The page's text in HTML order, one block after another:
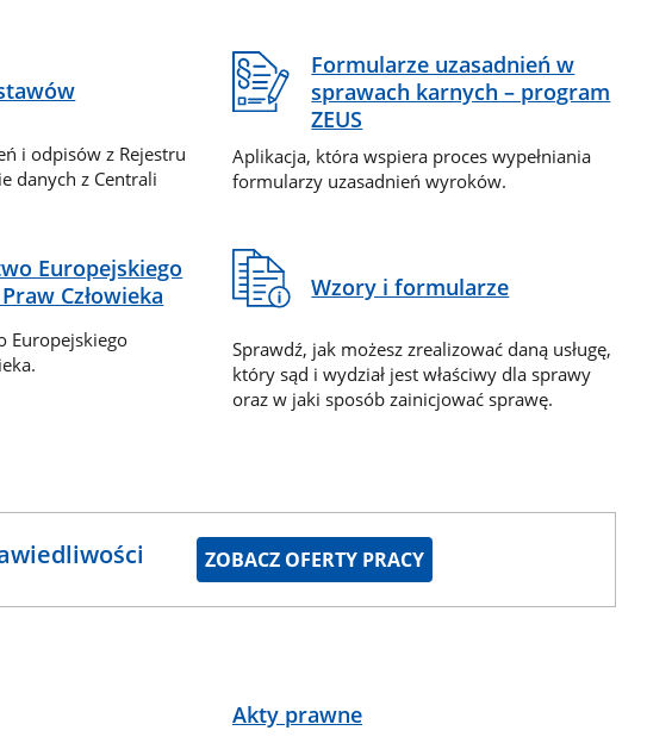
i odpisów z Rejestru
danych z Centrali
Formularze uzasadnień w
sprawach karnych – program
ZEUS
Aplikacja, która wspiera proces wypełniania
formularzy uzasadnień wyroków.
Europejskiego
Człowieka
Europejskiego
Wzory i formularze
Sprawdź, jak możesz zrealizować daną usługę,
który sąd i wydział jest właściwy dla sprawy
oraz w jaki sposób zainicjować sprawę.
ZOBACZ OFERTY PRACY
Akty prawne